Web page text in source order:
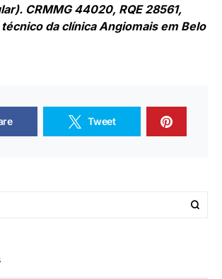
CRMMG 44020, RQE 28561,
da clínica Angiomais em Belo
Tweet